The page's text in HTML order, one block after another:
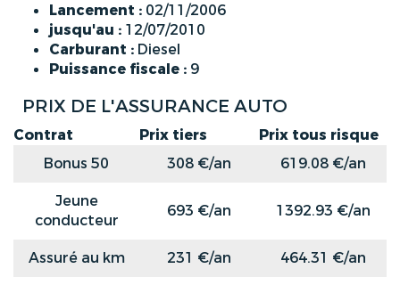
Lancement : 02/11/2006
jusqu'au : 12/07/2010
Carburant : Diesel
Puissance fiscale : 9
PRIX DE L'ASSURANCE AUTO
Contrat Prix tiers
Prix tous risque
Bonus 50
308 €/an
619.08 €/an
Jeune
conducteur
693 €/an 1392.93 €/an
Assuré au km 231 €/an 464.31 €/an